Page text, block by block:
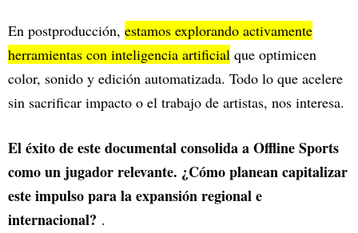
En postproducción, estamos explorando activamente
herramientas con inteligencia artificial que optimicen
color, sonido y edición automatizada. Todo lo que acelere
sin sacrificar impacto o el trabajo de artistas, nos interesa.
El éxito de este documental consolida a Offline Sports
como un jugador relevante. ¿Cómo planean capitalizar
este impulso para la expansión regional e
internacional? .